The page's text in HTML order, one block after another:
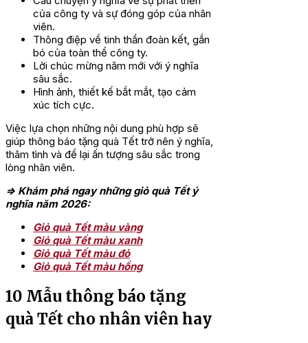
của công ty và sự đóng góp của nhân
viên.
Thông điệp về tinh thần đoàn kết, gắn
bó của toàn thể công ty.
Lời chúc mừng năm mới với ý nghĩa
sâu sắc.
Hình ảnh, thiết kế bắt mắt, tạo cảm
xúc tích cực.
Việc lựa chọn những nội dung phù hợp sẽ
giúp thông báo tặng quà Tết trở nên ý nghĩa,
thâm tình và để lại ấn tượng sâu sắc trong
lòng nhân viên.
=> Khám phá ngay những giỏ quà Tết ý
nghĩa năm 2026:
Giỏ quà Tết màu vàng
Giỏ quà Tết màu xanh
Giỏ quà Tết màu đỏ
Giỏ quà Tết màu hồng
10 Mẫu thông báo tặng
quà Tết cho nhân viên hay